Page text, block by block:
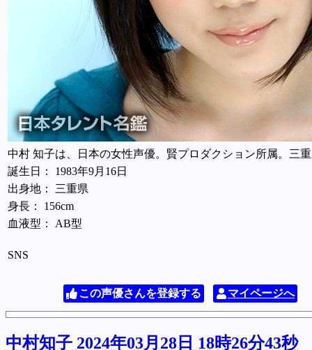
中村 知子は、日本の女性声優。賢プロダクション所属。三
誕生日： 1983年9月16日
出身地： 三重県
身長： 156cm
血液型： AB型
SNS
この声優さんを登録する マイページへ
中村知子 2024年03月28日 18時26分43秒